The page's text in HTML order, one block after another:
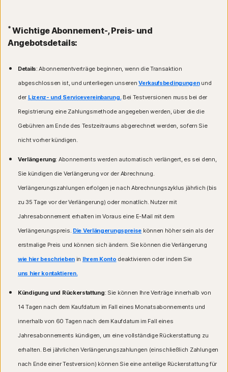
*Wichtige Abonnement-, Preis- und
Angebotsdetails:
Details: Abonnementverträge beginnen, wenn die Transaktion
abgeschlossen ist, und unterliegen unserenVerkaufsbedingungenund
der Lizenz- und Servicevereinbarung.Bei Testversionen muss bei der
Registrierung eine Zahlungsmethode angegeben werden, über die die
Gebühren am Ende des Testzeitraums abgerechnet werden, sofern Sie
nicht vorher kündigen.
Verlängerung: Abonnements werden automatisch verlängert, es sei denn,
Sie kündigen die Verlängerung vor der Abrechnung.
Verlängerungszahlungen erfolgen je nach Abrechnungszyklus jährlich (bis
zu 35 Tage vor der Verlängerung) oder monatlich. Nutzer mit
Jahresabonnement erhalten im Voraus eine E-Mail mit dem
Verlängerungspreis. Die Verlängerungspreise können höher sein als der
erstmalige Preis und können sich ändern. Sie können die Verlängerung
wie hier beschrieben in Ihrem Konto deaktivieren oder indem Sie
uns hier kontaktieren.
Kündigung und Rückerstattung: Sie können Ihre Verträge innerhalb von
14 Tagen nach dem Kaufdatum im Fall eines Monatsabonnements und
innerhalb von 60 Tagen nach dem Kaufdatum im Fall eines
Jahresabonnements kündigen, um eine vollständige Rückerstattung zu
erhalten. Bei jährlichen Verlängerungszahlungen (einschließlich Zahlungen
nach Ende einer Testversion) können Sie eine anteilige Rückerstattung für